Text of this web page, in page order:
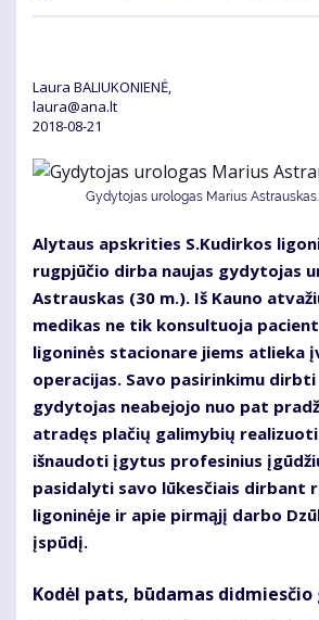
Laura BALIUKONIENĖ,
laura@ana.lt
2018-08-21
Gydytojas urologas Marius
Alytaus apskrities S.Kudirkos
rugpjūčio dirba naujas gydytojas
Astrauskas (30 m.). Iš Kauno
medikas ne tik konsultuoja
ligoninės stacionare jiems atlieka
operacijas. Savo pasirinkimu
gydytojas neabejojo nuo pat
atradęs plačių galimybių
išnaudoti įgytus profesinius
pasidalyti savo lūkesčiais dirbant
ligoninėje ir apie pirmąjį darbo
įspūdį.
Kodėl pats, būdamas